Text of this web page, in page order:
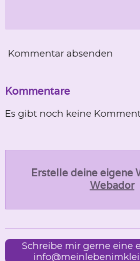
Kommentar absenden
Kommentare
Es gibt noch keine
Erstelle deine eigene
Webador
Schreibe mir gerne